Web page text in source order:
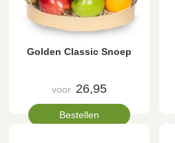
Golden Classic Snoep
voor 26,95
Bestellen